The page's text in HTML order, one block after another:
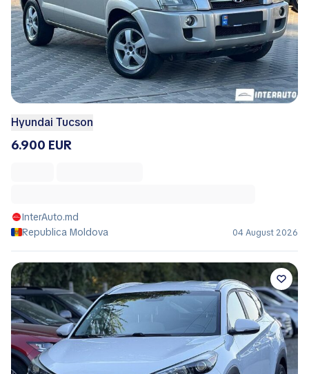
Hyundai Tucson
6.900 EUR
InterAuto.md
Republica Moldova
04 August 2026